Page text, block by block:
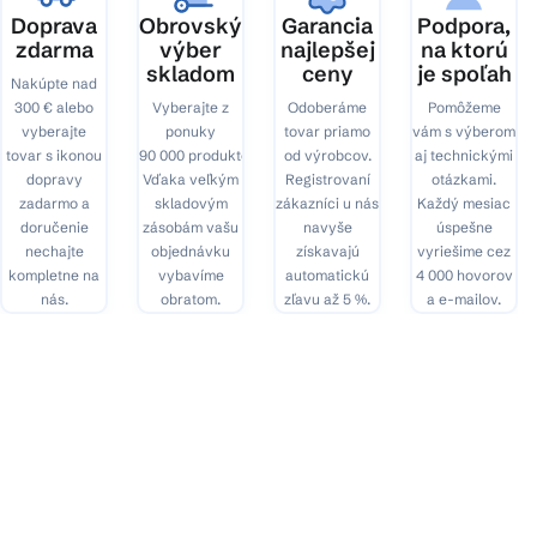
Doprava
zdarma
Nakúpte nad
300 € alebo
vyberajte
tovar s ikonou
dopravy
zadarmo a
doručenie
nechajte
kompletne na
nás.
Obrovský
výber
skladom
Vyberajte z
ponuky
90 000 produktov.
Vďaka veľkým
skladovým
zásobám vašu
objednávku
vybavíme
obratom.
Garancia
najlepšej
ceny
Odoberáme
tovar priamo
od výrobcov.
Registrovaní
zákazníci u nás
navyše
získavajú
automatickú
zľavu až 5 %.
Podpora,
na ktorú
je spoľah
Pomôžeme
vám s výberom
aj technickými
otázkami.
Každý mesiac
úspešne
vyriešime cez
4 000 hovorov
a e-mailov.